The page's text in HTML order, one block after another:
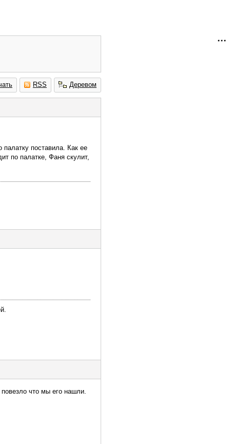
RSS Деревом
поставила. Как ее
по палатке, Фаня скулит,
что мы его нашли.